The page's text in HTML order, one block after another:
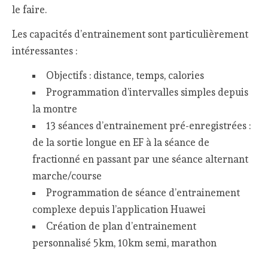
le faire.
Les capacités d’entrainement sont particulièrement
intéressantes :
Objectifs : distance, temps, calories
Programmation d’intervalles simples depuis
la montre
13 séances d’entrainement pré-enregistrées :
de la sortie longue en EF à la séance de
fractionné en passant par une séance alternant
marche/course
Programmation de séance d’entrainement
complexe depuis l’application Huawei
Création de plan d’entrainement
personnalisé 5km, 10km semi, marathon